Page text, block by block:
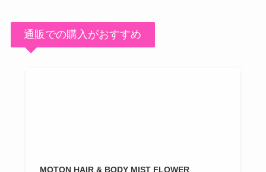
通販での購入がおすすめ
MOTON HAIR & BODY MIST FLOWER